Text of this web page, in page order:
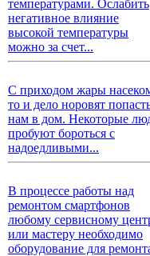
температурами. Ослабить
негативное влияние
высокой температуры
можно за счет...
С приходом жары
то и дело норовят
нам в дом. Некоторые
пробуют бороться с
надоедливыми...
В процессе работы над
ремонтом смартфонов
любому сервисному
или мастеру необходимо
оборудование для